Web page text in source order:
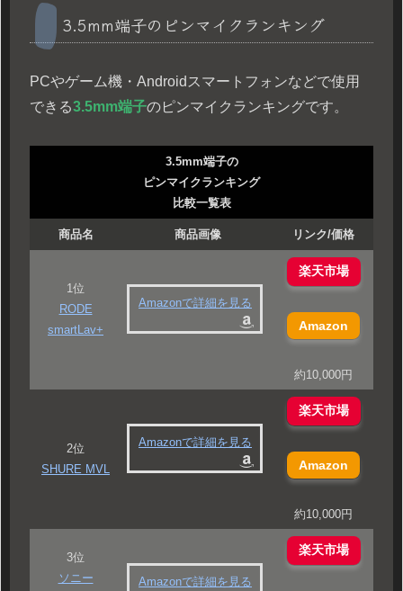
3.5mm端子のピンマイクランキング
PCやゲーム機・Androidスマートフォンなどで使用
できる3.5mm端子のピンマイクランキングです。
3.5mm端子の
ピンマイクランキング
比較一覧表
商品名 商品画像 リンク/価格
1位
RODE
smartLav+
Amazonで詳細を見る
楽天市場
Amazon
約10,000円
2位
SHURE MVL
Amazonで詳細を見る
楽天市場
Amazon
約10,000円
3位
ソニー
Amazonで詳細を見る
楽天市場